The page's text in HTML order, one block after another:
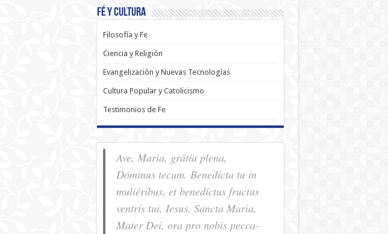
Fé y Cultura
Filosofía y Fe
Ciencia y Religión
Evangelización y Nuevas Tecnologías
Cultura Popular y Catolicismo
Testimonios de Fe
Ave, Maria, grátia plena,
Dóminus tecum. Benedícta tu in
muliéribus, et benedíctus fructus
ventris tui, Iesus. Sancta Maria,
Mater Dei, ora pro nobis pec­ca­